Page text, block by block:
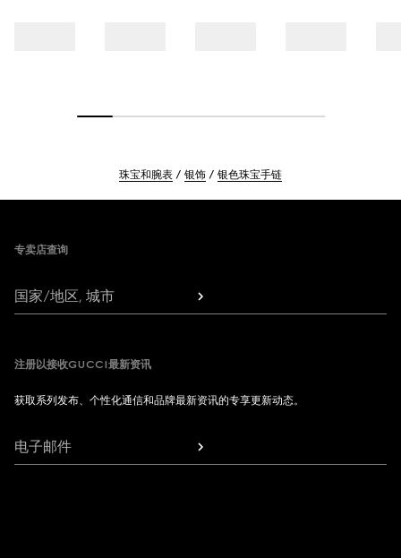
珠宝和腕表 银饰 银色珠宝手链
专卖店查询
国家/地区, 城市
注册以接收GUCCI最新资讯
获取系列发布、个性化通信和品牌最新资讯的专享更新动态。
电子邮件